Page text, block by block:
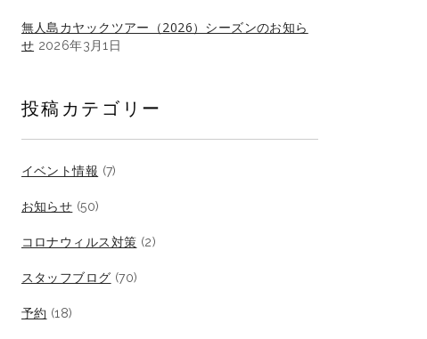
無人島カヤックツアー（2026）シーズンのお知ら
せ 2026年3月1日
投稿カテゴリー
イベント情報 (7)
お知らせ (50)
コロナウィルス対策 (2)
スタッフブログ (70)
予約 (18)